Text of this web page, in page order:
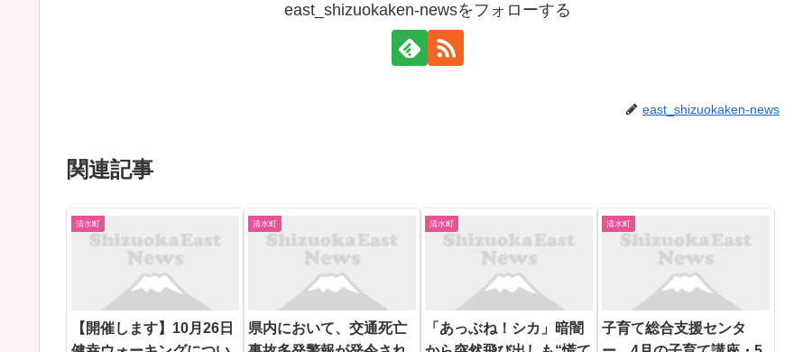
east_shizuokaken-newsをフォローする
east_shizuokaken-news
関連記事
清水町
【開催します】10月26日
清水町
県内において、交通死亡
清水町
「あっぶね！シカ」暗闇
清水町
子育て総合支援センタ